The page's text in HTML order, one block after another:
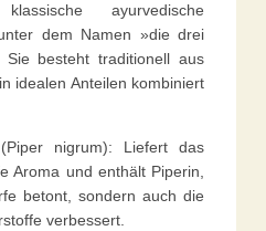
ayurvedische
dem Namen »die drei
besteht traditionell aus
idealen Anteilen kombiniert
nigrum): Liefert das
Aroma und enthält Piperin,
betont, sondern auch die
verbessert.